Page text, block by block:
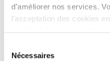
d'améliorer nos services.
l'acceptation des cookies
Nécessaires
5/5 - (1 vote)